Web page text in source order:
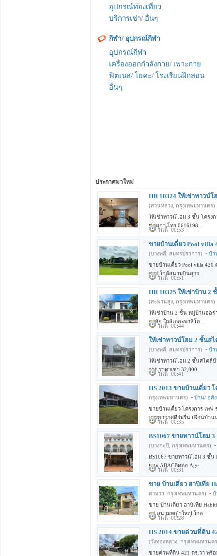
อุปกรณ์ท่องเที่ยว
บริการเช่า/ อื่นๆ
กีฬา/ อุปกรณ์กีฬา
อุปกรณ์กีฬา
เครื่องออกกำลังกาย/ เพาะกาย
ฟิตเนส/ โยคะ/ โรงเรียนฝึกสอน
อื่นๆ
ประกาศมาใหม่
HR 10324 ให้เช่าทาวน์
(สวนหลวง, กรุงเทพมหานคร)
ให้เช่าทาวน์โฮม 3 ชั้น โครง
ช่อผกา โทร 0616198...
วันนี้ 00:53
ขายบ้านเดี่ยว Pool villa
(บางพลี, สมุทรปราการ) - บ้า
ขายบ้านเดี่ยว Pool villa
สาป ใกล้สนามบินสุวร...
วันนี้ 00:51
HR 10325 ให้เช่าบ้าน
(สะพานสูง, กรุงเทพมหานคร)
ให้เช่าบ้าน 2 ชั้น หมู่บ้านออร่
อาศัย ใกล้เดอะพาสิโอ...
วันนี้ 00:44
ให้เช่าทาวน์โฮม 2 ชั้นสไ
(บางพลี, สมุทรปราการ) - บ้า
ให้เช่าทาวน์โฮม 2 ชั้นสไตล์บ้
*** ราคาเช่า 32,000 ...
วันนี้ 00:41
HS 2013 ขายบ้านเดี่ยว
กรุงเทพมหานคร) - บ้าน/ อสั
ขายบ้านเดี่ยว โครงการ เพฟ
บรรยากาศดีร่มรื่น เพื่อนบ้าน
วันนี้ 00:35
BS1067 ขายทาวน์โฮม 3
(บางกะปิ, กรุงเทพมหานคร) -
BS1067 ขายทาวน์โฮม 3 ชั้น
และ ABACติดต่อ Age...
วันนี้ 00:31
ขาย บ้านเดี่ยว ฮาบิเทีย
สามวา, กรุงเทพมหานคร) - บ้
ขาย บ้านเดี่ยว ฮาบิเทีย
อยู่ สนามหญ้าใหญ่ ใกล...
วันนี้ 00:28
HS 2014 ขายด่วนที่ดิน
(วังทองหลาง, กรุงเทพมหานค
ขายด่วนที่ดิน 421 ตร.วา พร้อ